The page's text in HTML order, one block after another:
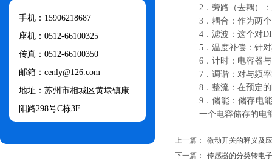
手机：15906218687
座机：0512-66100325
传真：0512-66100350
邮箱：cenly@126.com​
地址：苏州市相城区黄埭镇康
阳路298号C栋3F
2．旁路（去耦）
3．耦合：作为两
4．滤波：这个对
5．温度补偿：针
6．计时：电容器
7．调谐：对与频
8．整流：在预定
9．储能：储存电
一个电容储存的电
上一篇：
微动开关的释义及
下一篇：
传感器的分类转电子